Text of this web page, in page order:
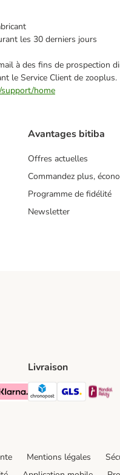
les 30 derniers jours
à des fins de
le Service Client de zooplus.
home
Avantages bitiba
Offres actuelles
Commandez plus,
Programme de fidélité
Newsletter
Method
Payment Method
Payment Method
Livraison
Chronopost
GLS
Mentions légales